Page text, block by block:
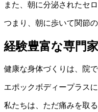
また、朝に分泌されたセ
つまり、朝に歩いて関節
経験豊富な専門
健康な身体づくりは、院
エポックボディープラス
私たちは、ただ痛みを取